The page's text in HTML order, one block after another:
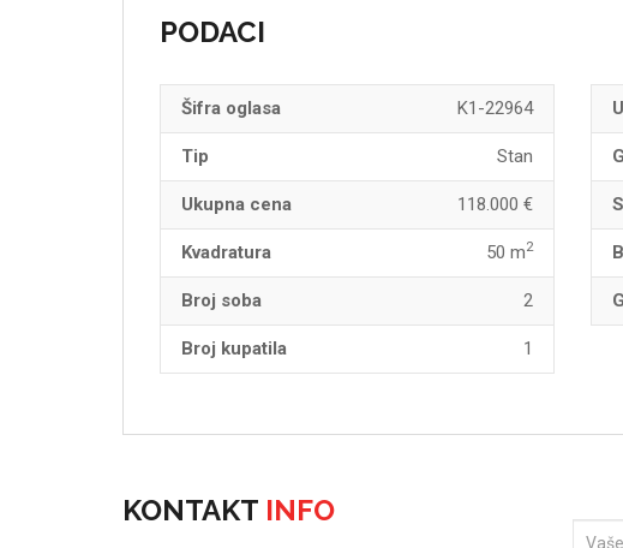
PODACI
Šifra oglasa K1-22964
Tip Stan
Ukupna cena 118.000 €
Kvadratura 50 m2
Broj soba 2
Broj kupatila 1
KONTAKT INFO